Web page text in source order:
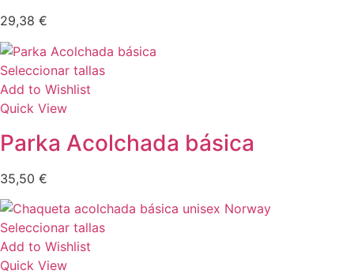
29,38 €
Seleccionar tallas
Add to Wishlist
Quick View
Parka Acolchada básica
35,50 €
Seleccionar tallas
Add to Wishlist
Quick View